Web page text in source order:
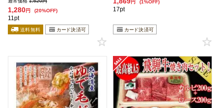
1,280円 (20%OFF)
11pt
円 (1%OFF)
17pt